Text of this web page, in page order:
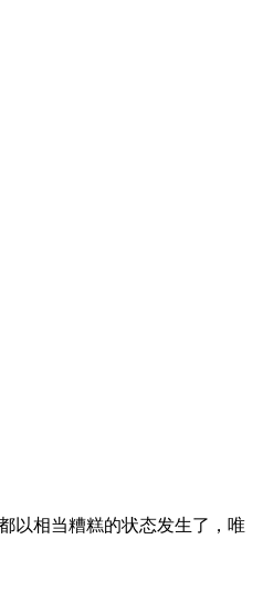
以相当糟糕的状态发生了，唯